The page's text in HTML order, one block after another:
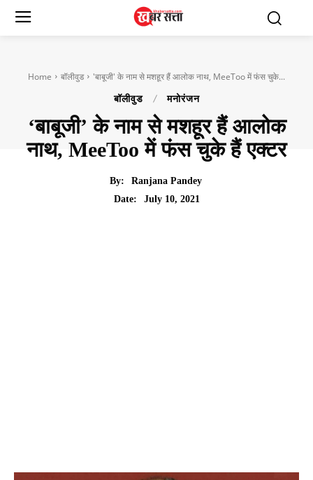
Home बॉलीवुड 'बाबूजी' के नाम से मशहूर हैं आलोक नाथ, MeeToo में फंस चुके...
बॉलीवुड मनोरंजन
‘बाबूजी’ के नाम से मशहूर हैं आलोक
नाथ, MeeToo में फंस चुके हैं एक्टर
By:
Ranjana Pandey
Date:
July 10, 2021